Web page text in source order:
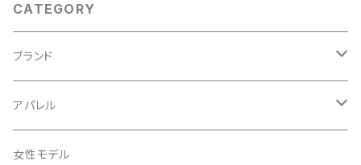
CATEGORY
ブランド
ABUS/アブス
ADEPT/アデプト
アパレル
Tシャツ
女性モデル